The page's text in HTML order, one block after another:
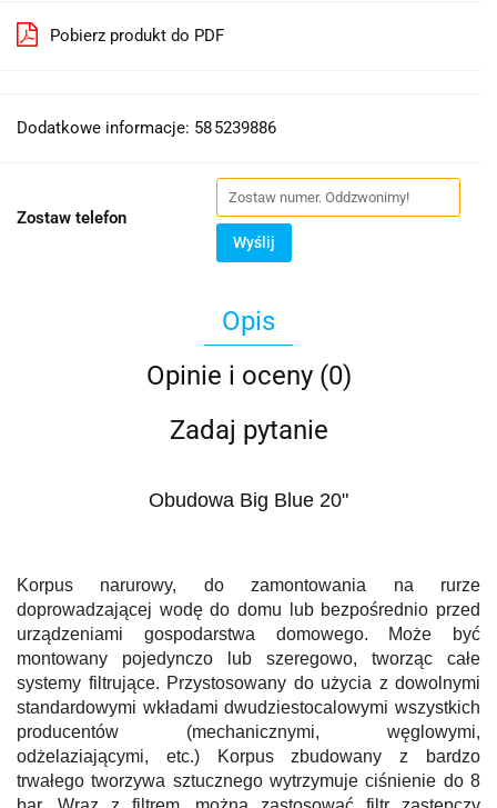
Pobierz produkt do PDF
Dodatkowe informacje: 58 5239886
Zostaw telefon
Wyślij
Opis
Opinie i oceny (0)
Zadaj pytanie
Obudowa Big Blue 20"
Korpus narurowy, do zamontowania na rurze
doprowadzającej wodę do domu lub bezpośrednio przed
urządzeniami gospodarstwa domowego. Może być
montowany pojedynczo lub szeregowo, tworząc całe
systemy filtrujące. Przystosowany do użycia z dowolnymi
standardowymi wkładami dwudziestocalowymi wszystkich
producentów (mechanicznymi, węglowymi,
odżelaziającymi, etc.) Korpus zbudowany z bardzo
trwałego tworzywa sztucznego wytrzymuje ciśnienie do 8